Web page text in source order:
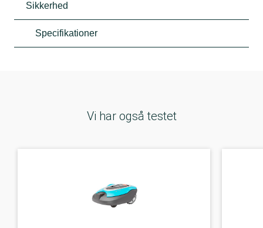
Sikkerhed
Specifikationer
Vi har også testet